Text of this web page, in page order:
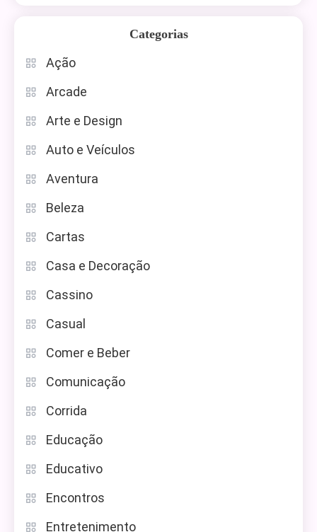
Categorias
Ação
Arcade
Arte e Design
Auto e Veículos
Aventura
Beleza
Cartas
Casa e Decoração
Cassino
Casual
Comer e Beber
Comunicação
Corrida
Educação
Educativo
Encontros
Entretenimento